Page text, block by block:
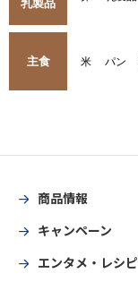
乳製品
主食 米 パン
商品情報
キャンペーン
エンタメ・レシピ